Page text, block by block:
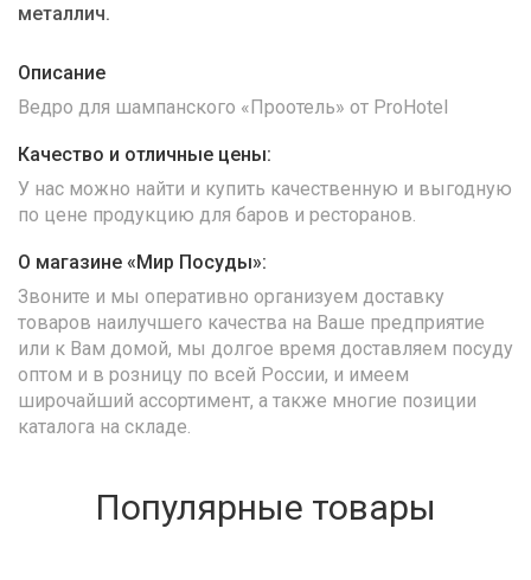
металлич.
Описание
Ведро для шампанского «Проотель» от ProHotel
Качество и отличные цены:
У нас можно найти и купить качественную и выгодную
по цене продукцию для баров и ресторанов.
О магазине «Мир Посуды»:
Звоните и мы оперативно организуем доставку
товаров наилучшего качества на Ваше предприятие
или к Вам домой, мы долгое время доставляем посуду
оптом и в розницу по всей России, и имеем
широчайший ассортимент, а также многие позиции
каталога на складе.
Популярные товары